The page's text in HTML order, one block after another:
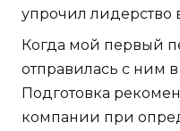
упрочил лидерство
Когда мой первый
отправилась с ним
Подготовка
компании при